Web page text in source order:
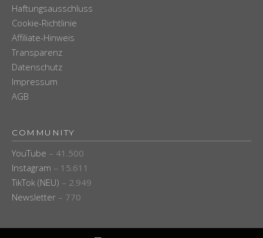
Haftungsausschluss
Cookie-Richtlinie
Affiliate-Hinweis
Transparenz
Datenschutz
Impressum
AGB
COMMUNITY
YouTube – 41.500
Instagram – 15.611
TikTok (NEU) – 2.949
Newsletter – 770